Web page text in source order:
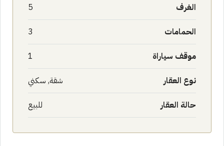
الغرف 5
الحمامات 3
موقف سياراة 1
نوع العقار شقة, سكني
حالة العقار للبيع